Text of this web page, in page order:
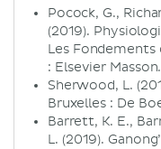
Pocock, G.,
(2019).
Les Fondements
: Elsevier Masson.
Sherwood, L.
Bruxelles : De
Barrett, K. E.,
L. (2019).